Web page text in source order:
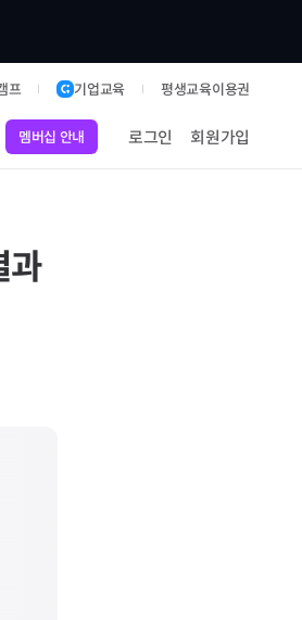
프 기업교육 평생교육이용권
멤버십 안내 로그인 회원가입
과